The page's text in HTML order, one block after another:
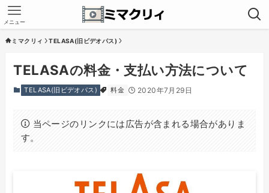
メニュー
ミマクリィ TELASA(旧ビデオパス)
TELASAの料金・支払い方法について
TELASA(旧ビデオパス) 料金 2020年7月29日
当ページのリンクには広告が含まれる場合がありま
す。